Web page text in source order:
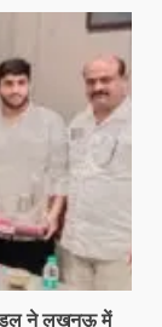
ने लखनऊ में